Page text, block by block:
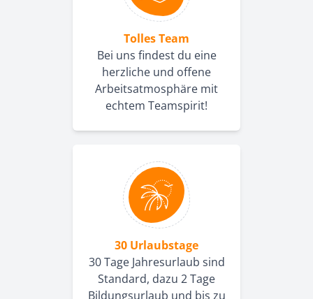
Tolles Team
Bei uns findest du eine
herzliche und offene
Arbeitsatmosphäre mit
echtem Teamspirit!
30 Urlaubstage
30 Tage Jahresurlaub sind
Standard, dazu 2 Tage
Bildungsurlaub und bis zu